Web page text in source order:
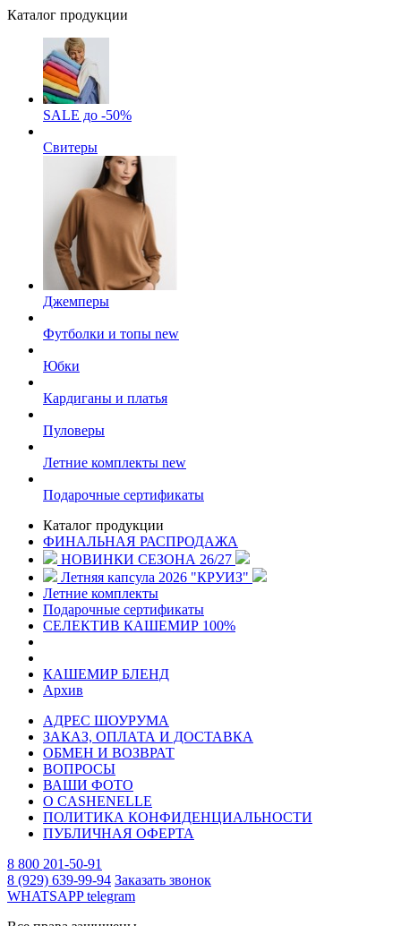
Каталог продукции
SALE до -50%
Свитеры
Джемперы
Футболки и топы new
Юбки
Кардиганы и платья
Пуловеры
Летние комплекты new
Подарочные сертификаты
Каталог продукции
ФИНАЛЬНАЯ РАСПРОДАЖА
НОВИНКИ СЕЗОНА 26/27
Летняя капсула 2026 "КРУИЗ"
Летние комплекты
Подарочные сертификаты
СЕЛЕКТИВ КАШЕМИР 100%
КАШЕМИР БЛЕНД
Архив
АДРЕС ШОУРУМА
ЗАКАЗ, ОПЛАТА И ДОСТАВКА
ОБМЕН И ВОЗВРАТ
ВОПРОСЫ
ВАШИ ФОТО
О CASHENELLE
ПОЛИТИКА КОНФИДЕНЦИАЛЬНОСТИ
ПУБЛИЧНАЯ ОФЕРТА
8 800 201-50-91
8 (929) 639-99-94 Заказать звонок
WHATSAPPtelegram